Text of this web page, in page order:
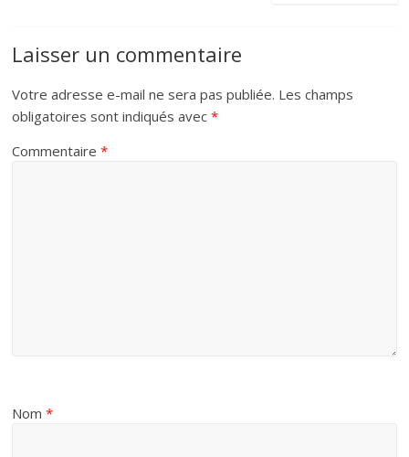
Laisser un commentaire
Votre adresse e-mail ne sera pas publiée. Les champs
obligatoires sont indiqués avec*
Commentaire*
Nom*